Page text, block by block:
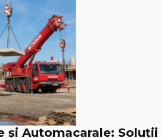
și Automacarale: Soluții